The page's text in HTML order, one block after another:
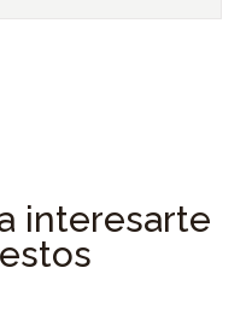
interesarte